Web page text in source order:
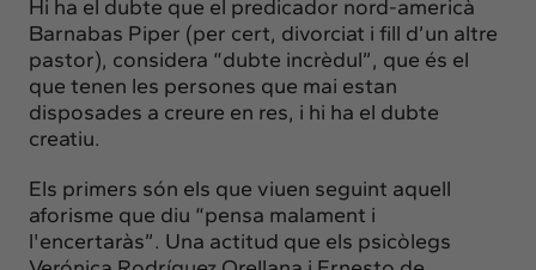
Hi ha el dubte que el predicador nord-americà
Barnabas Piper (per cert, divorciat i fill d’un altre
pastor), considera “dubte incrèdul”, que és el
que tenen les persones que mai estan
disposades a creure en res, i hi ha el dubte
creatiu.
Els primers són els que viuen seguint aquell
aforisme que diu “pensa malament i
l'encertaràs”. Una actitud que els psicòlegs